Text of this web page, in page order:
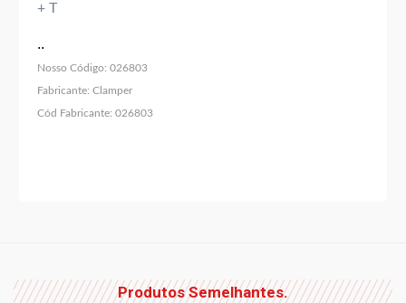
+ T
..
Nosso Código: 026803
Fabricante: Clamper
Cód Fabricante: 026803
Produtos Semelhantes.